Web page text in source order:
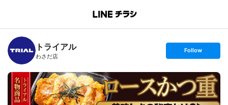
B
n
c
h
T
トライアル
わさだ店
s
t
o
l
w
Follow